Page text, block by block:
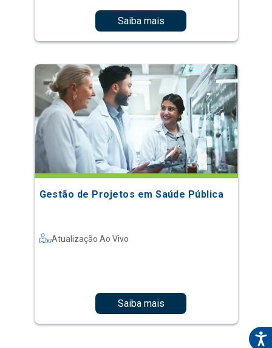
Saiba mais
Gestão de Projetos em Saúde Pública
Atualização Ao Vivo
Saiba mais